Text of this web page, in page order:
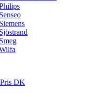
Senseo
Siemens
Sjöstrand
Smeg
DK